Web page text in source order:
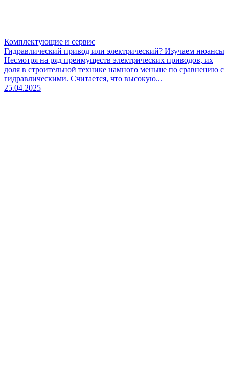
Комплектующие и сервис
Гидравлический привод или электрический? Изучаем нюансы
Несмотря на ряд преимуществ электрических приводов, их
доля в строительной технике намного меньше по сравнению с
гидравлическими. Считается, что высокую...
25.04.2025